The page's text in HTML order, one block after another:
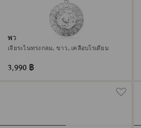
พวงกุญแจ
เจียระไนทรงกลม, ขาว, เคลือบโรเดียม
3,990 ฿